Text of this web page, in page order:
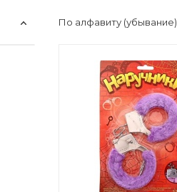
По алфавиту (убывание)